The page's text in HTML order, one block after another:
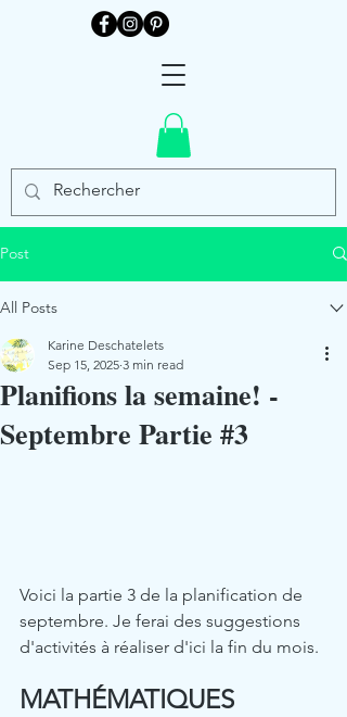
Post
All Posts
Planifions la semaine! -
Septembre Partie #3
Karine Deschatelets
Sep 15, 2025 3 min read
Voici la partie 3 de la planification de
septembre. Je ferai des suggestions
d'activités à réaliser d'ici la fin du mois.
MATHÉMATIQUES